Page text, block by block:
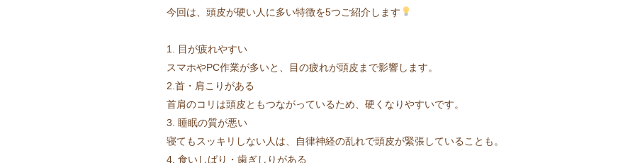
今回は、頭皮が硬い人に多い特徴を5つご紹介します
1. 目が疲れやすい
スマホやPC作業が多いと、目の疲れが頭皮まで影響します。
2.首・肩こりがある
首肩のコリは頭皮ともつながっているため、硬くなりやすいです。
3. 睡眠の質が悪い
寝てもスッキリしない人は、自律神経の乱れで頭皮が緊張していることも。
4. 食いしばり・歯ぎしりがある